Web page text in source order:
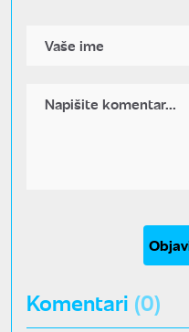
Komentari (0)